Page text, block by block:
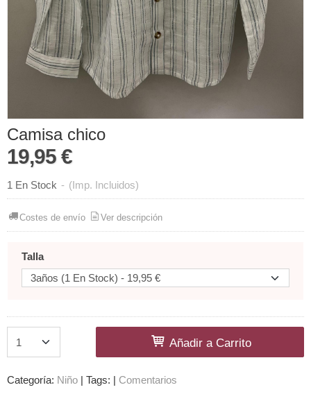
Camisa chico
19,95 €
1 En Stock - (Imp. Incluidos)
Costes de envío Ver descripción
Talla
Añadir a Carrito
Categoría: Niño | Tags: | Comentarios